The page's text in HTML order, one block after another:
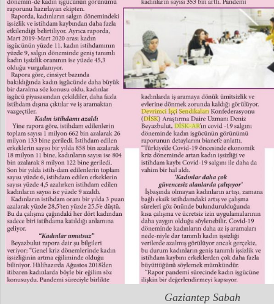
Gaziantep Sabah